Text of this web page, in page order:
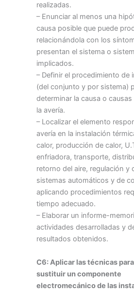
realizadas.
– Enunciar al menos una
causa posible que puede
relacionándola con los
presentan el sistema o
implicados.
– Definir el procedimiento de
(del conjunto y por sistema)
determinar la causa o
la avería.
– Localizar el elemento
avería en la instalación
calor, producción de calor,
enfriadora, transporte,
retorno del aire, regulación y
sistemas automáticos y de
aplicando procedimientos
tiempo adecuado.
– Elaborar un informe-
actividades desarrolladas y
resultados obtenidos.
C6: Aplicar las técnicas
sustituir un componente
electromecánico de las